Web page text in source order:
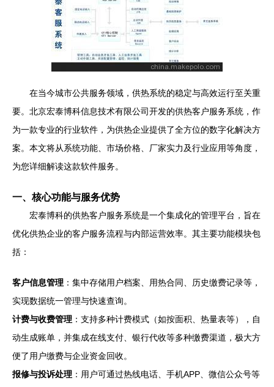
在当今城市公共服务领域，供热系统的稳定与高效运行至关重
要。北京宏泰博科信息技术有限公司开发的供热客户服务系统，作
为一款专业的行业软件，为供热企业提供了全方位的数字化解决方
案。本文将从系统功能、市场价格、厂家实力及行业应用等角度，
为您详细解读这款软件服务。
一、核心功能与服务优势
宏泰博科的供热客户服务系统是一个集成化的管理平台，旨在
优化供热企业的客户服务流程与内部运营效率。其主要功能模块包
括：
客户信息管理 ：集中存储用户档案、用热合同、历史缴费记录等，
实现数据统一管理与快速查询。
计费与收费管理 ：支持多种计费模式（如按面积、热量表等），自
动生成账单，并集成在线支付、银行代收等多种缴费渠道，极大方
便了用户缴费与企业资金回收。
报修与投诉处理 ：用户可通过热线电话、手机APP、微信公众号等